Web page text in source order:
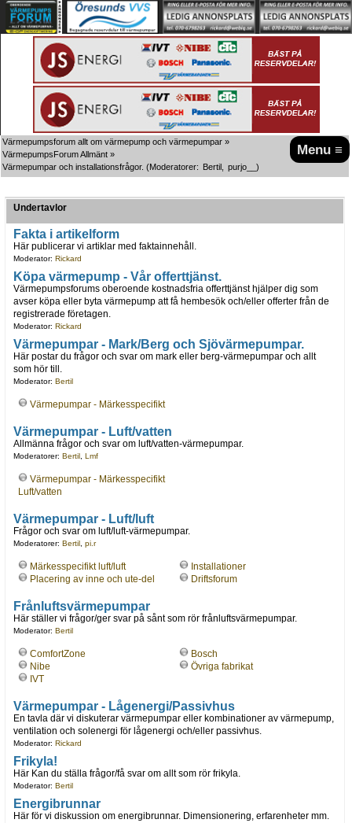
Menu ≡
Värmepumpsforum allt om värmepump och värmepumpar »
VärmepumpsForum Allmänt »
Värmepumpar och installationsfrågor. (Moderatorer: Bertil purjo__ )
Undertavlor
Fakta i artikelform
Här publicerar vi artiklar med faktainnehåll.
Moderator: Rickard
Köpa värmepump - Vår offerttjänst.
Värmepumpsforums oberoende kostnadsfria offerttjänst hjälper dig som
avser köpa eller byta värmepump att få hembesök och/eller offerter från de
registrerade företagen.
Moderator: Rickard
Värmepumpar - Mark/Berg och Sjövärmepumpar.
Här postar du frågor och svar om mark eller berg-värmepumpar och allt
som hör till.
Moderator: Bertil
Värmepumpar - Märkesspecifikt
Värmepumpar - Luft/vatten
Allmänna frågor och svar om luft/vatten-värmepumpar.
Moderatorer: Bertil, Lmf
Värmepumpar - Märkesspecifikt
Luft/vatten
Värmepumpar - Luft/luft
Frågor och svar om luft/luft-värmepumpar.
Moderatorer: Bertil, pi.r
Märkesspecifikt luft/luft
Placering av inne och ute-del
Installationer
Driftsforum
Frånluftsvärmepumpar
Här ställer vi frågor/ger svar på sånt som rör frånluftsvärmepumpar.
Moderator: Bertil
ComfortZone
Nibe
IVT
Bosch
Övriga fabrikat
Värmepumpar - Lågenergi/Passivhus
En tavla där vi diskuterar värmepumpar eller kombinationer av värmepump,
ventilation och solenergi för lågenergi och/eller passivhus.
Moderator: Rickard
Frikyla!
Här Kan du ställa frågor/få svar om allt som rör frikyla.
Moderator: Bertil
Energibrunnar
Här för vi diskussion om energibrunnar. Dimensionering, erfarenheter mm.